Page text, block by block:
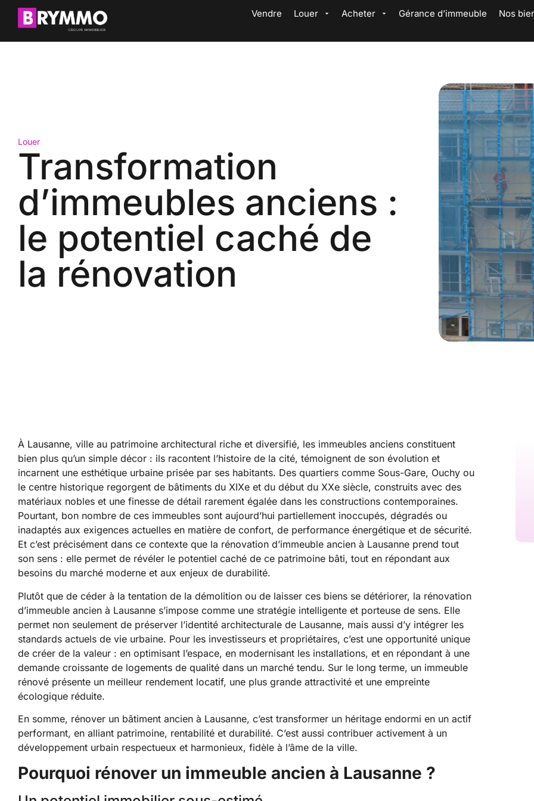
Vendre Louer Acheter Gérance d’immeuble Nos
Louer
Transformation
d’immeubles anciens :
le potentiel caché de
la rénovation
À Lausanne, ville au patrimoine architectural riche et diversifié, les immeubles anciens constituent
bien plus qu’un simple décor : ils racontent l’histoire de la cité, témoignent de son évolution et
incarnent une esthétique urbaine prisée par ses habitants. Des quartiers comme Sous-Gare, Ouchy ou
le centre historique regorgent de bâtiments du XIXe et du début du XXe siècle, construits avec des
matériaux nobles et une finesse de détail rarement égalée dans les constructions contemporaines.
Pourtant, bon nombre de ces immeubles sont aujourd’hui partiellement inoccupés, dégradés ou
inadaptés aux exigences actuelles en matière de confort, de performance énergétique et de sécurité.
Et c’est précisément dans ce contexte que la rénovation d’immeuble ancien à Lausanne prend tout
son sens : elle permet de révéler le potentiel caché de ce patrimoine bâti, tout en répondant aux
besoins du marché moderne et aux enjeux de durabilité.
Plutôt que de céder à la tentation de la démolition ou de laisser ces biens se détériorer, la rénovation
d’immeuble ancien à Lausanne s’impose comme une stratégie intelligente et porteuse de sens. Elle
permet non seulement de préserver l’identité architecturale de Lausanne, mais aussi d’y intégrer les
standards actuels de vie urbaine. Pour les investisseurs et propriétaires, c’est une opportunité unique
de créer de la valeur : en optimisant l’espace, en modernisant les installations, et en répondant à une
demande croissante de logements de qualité dans un marché tendu. Sur le long terme, un immeuble
rénové présente un meilleur rendement locatif, une plus grande attractivité et une empreinte
écologique réduite.
En somme, rénover un bâtiment ancien à Lausanne, c’est transformer un héritage endormi en un actif
performant, en alliant patrimoine, rentabilité et durabilité. C’est aussi contribuer activement à un
développement urbain respectueux et harmonieux, fidèle à l’âme de la ville.
Pourquoi rénover un immeuble ancien à Lausanne ?